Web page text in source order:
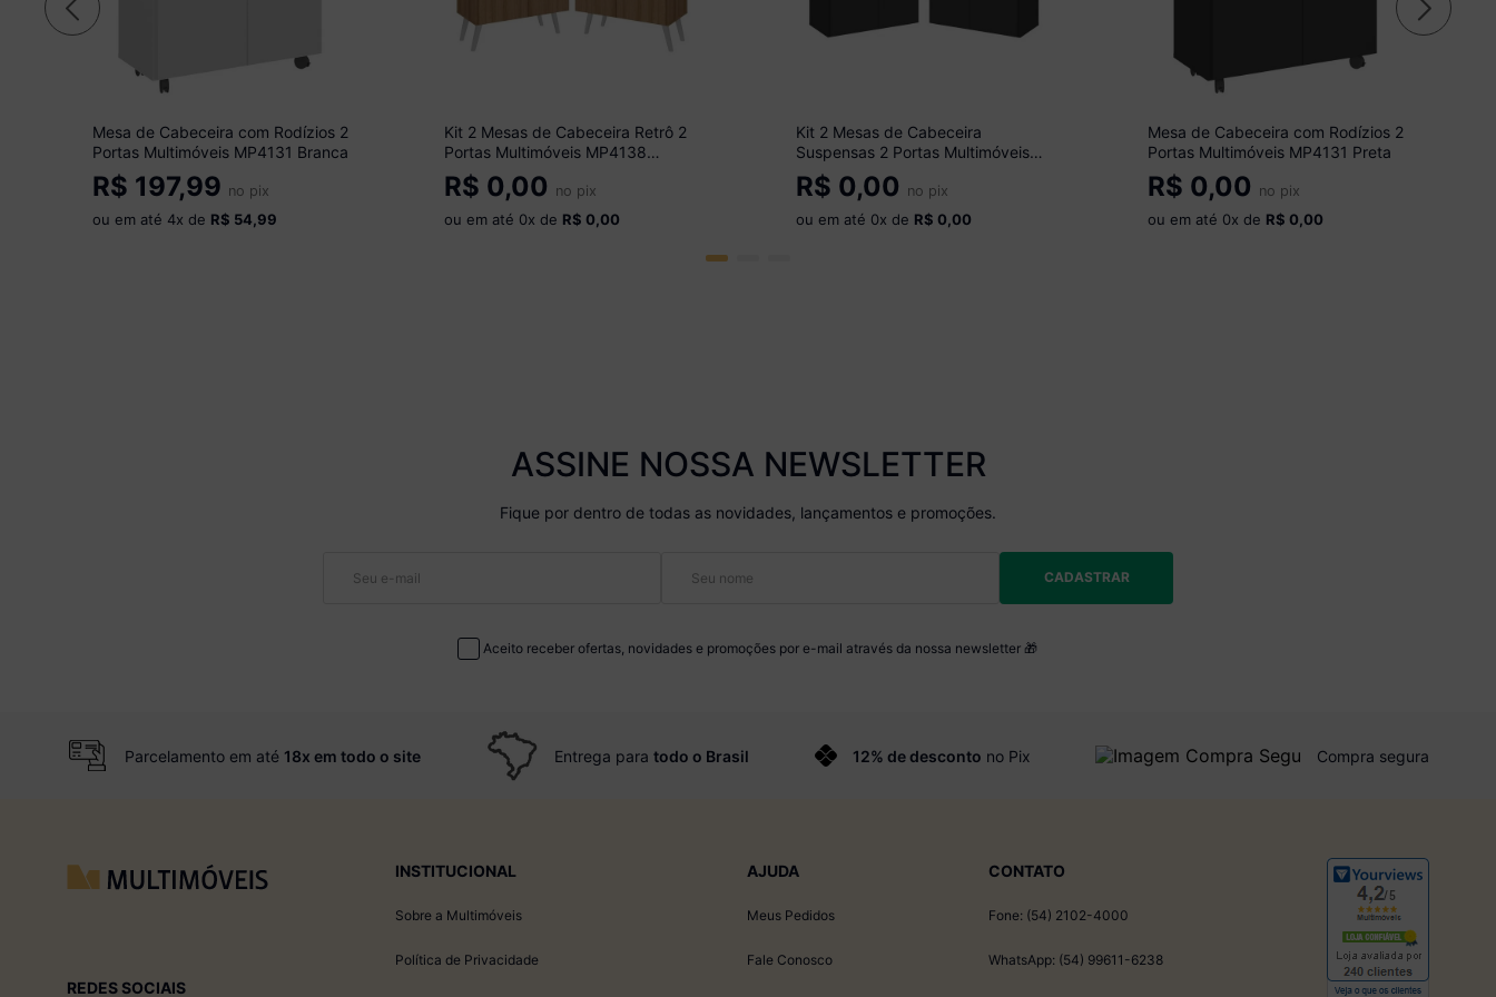
Mesa de Cabeceira com Rodízios 2
Portas Multimóveis MP4131 Branca
R$ 197,99 no pix
ou em até 4x de R$ 54,99
Kit 2 Mesas de Cabeceira Retrô 2
Portas Multimóveis MP4138
Rustic/Branco
R$ 0,00 no pix
ou em até 0x de R$ 0,00
Kit 2 Mesas de Cabeceira
Suspensas 2 Portas Multimóveis
MP4137 Preto
R$ 0,00 no pix
ou em até 0x de R$ 0,00
Mesa de Cabeceira com Rodízios 2
Portas Multimóveis MP4131 Preta
R$ 0,00 no pix
ou em até 0x de R$ 0,00
ASSINE NOSSA NEWSLETTER
Fique por dentro de todas as novidades, lançamentos e promoções.
CADASTRAR
Aceito receber ofertas, novidades e promoções por e-mail através da nossa newsletter 🎁
Parcelamento em até 18x em todo o site Entrega paratodo o Brasil 12% de desconto no Pix Compra segura
REDES SOCIAIS
INSTITUCIONAL
Sobre a Multimóveis
Política de Privacidade
AJUDA
Meus Pedidos
Fale Conosco
CONTATO
Fone: (54) 2102-4000
WhatsApp: (54) 99611-6238